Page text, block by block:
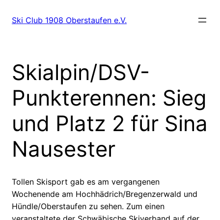
InhaltSki Club 1908 Oberstaufen e.V.
Skialpin/DSV-
Punkterennen: Sieg
und Platz 2 für Sina
Nausester
Tollen Skisport gab es am vergangenen
Wochenende am Hochhädrich/Bregenzerwald und
Hündle/Oberstaufen zu sehen. Zum einen